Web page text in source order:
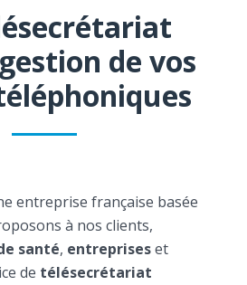
de vos
entreprise française basée
à nos clients,
santé, entrepriseset
de télésecrétariat